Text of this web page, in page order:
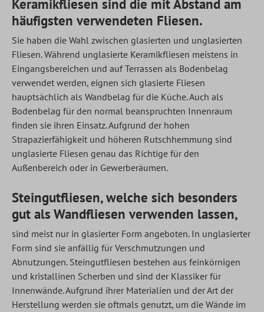
Keramikfliesen sind die mit Abstand am
häufigsten verwendeten Fliesen.
Sie haben die Wahl zwischen glasierten und unglasierten
Fliesen. Während unglasierte Keramikfliesen meistens in
Eingangsbereichen und auf Terrassen als Bodenbelag
verwendet werden, eignen sich glasierte Fliesen
hauptsächlich als Wandbelag für die Küche. Auch als
Bodenbelag für den normal beanspruchten Innenraum
finden sie ihren Einsatz. Aufgrund der hohen
Strapazierfähigkeit und höheren Rutschhemmung sind
unglasierte Fliesen genau das Richtige für den
Außenbereich oder in Gewerberäumen.
Steingutfliesen, welche sich besonders
gut als Wandfliesen verwenden lassen,
sind meist nur in glasierter Form angeboten. In unglasierter
Form sind sie anfällig für Verschmutzungen und
Abnutzungen. Steingutfliesen bestehen aus feinkörnigen
und kristallinen Scherben und sind der Klassiker für
Innenwände. Aufgrund ihrer Materialien und der Art der
Herstellung werden sie oftmals genutzt, um die Wände im